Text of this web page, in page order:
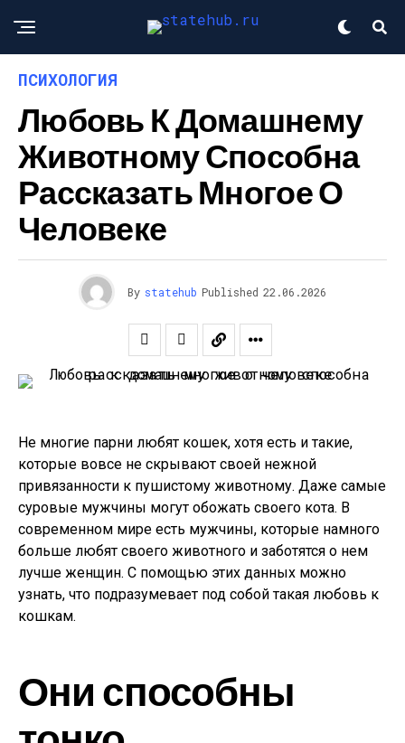
ПСИХОЛОГИЯ
Любовь К Домашнему
Животному Способна
Рассказать Многое О
Человеке
By statehub Published 22.06.2026
Не многие парни любят кошек, хотя есть и такие,
которые вовсе не скрывают своей нежной
привязанности к пушистому животному. Даже самые
суровые мужчины могут обожать своего кота. В
современном мире есть мужчины, которые намного
больше любят своего животного и заботятся о нем
лучше женщин. С помощью этих данных можно
узнать, что подразумевает под собой такая любовь к
кошкам.
Они способны